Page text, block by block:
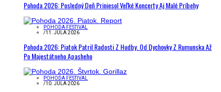
Pohoda 2026: Posledný Deň Priniesol Veľké Koncerty Aj Malé Príbehy
POHODA FESTIVAL
/11. JÚLA 2026
Pohoda 2026: Piatok Patril Radosti Z Hudby. Od Dychovky Z Rumunska Až
Po Majestátneho Apasheho
POHODA FESTIVAL
/10. JÚLA 2026